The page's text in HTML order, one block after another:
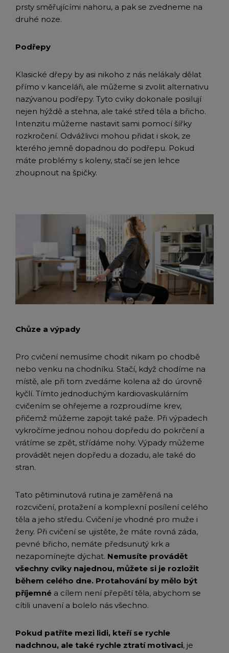
prsty směřujícími nahoru, a pak se zvedneme na
druhé noze.
Podřepy
Klasické dřepy by asi nikoho z nás nelákaly dělat
přímo v kanceláři, ale můžeme si zvolit alternativu
nazývanou podřepy. Tyto cviky dokonale posilují
nejen hýždě a stehna, ale také střed těla a břicho.
Intenzitu můžeme nastavit sami pomocí šířky
rozkročení. Odvážlivci mohou přidat i skok, ze
kterého jemně dopadnou do podřepu. Pokud
máte problémy s koleny, stačí se jen lehce
zhoupnout na špičky.
Chůze a výpady
Pro cvičení nemusíme chodit nikam po chodbě
nebo venku na chodníku. Stačí, když chodíme na
místě, ale při tom zvedáme kolena až do úrovně
kyčlí. Tímto jednoduchým kardiovaskulárním
cvičením se ohřejeme a rozproudíme krev,
přičemž můžeme zapojit také paže. Při výpadech
vykročíme jednou nohou dopředu do pokrčení a
vrátíme se zpět, střídáme nohy. Výpady můžeme
provádět nejen dopředu a dozadu, ale také do
stran.
Tato pětiminutová rutina je zaměřená na
rozcvičení, protažení a komplexní posílení celého
těla a jeho středu. Cvičení je vhodné pro muže i
ženy. Při cvičení se ujistěte, že máte rovná záda,
pevné břicho, nemáte předsunutý krk a
nezapomínejte dýchat. Nemusíte provádět
všechny cviky najednou, můžete si je rozložit
během celého dne. Protahování by mělo být
příjemné a cílem není přepětí těla, abychom se
cítili unavení a bolelo nás všechno.
Pokud patříte mezi lidi, kteří se rychle
nadchnou, ale také rychle ztratí motivaci, je